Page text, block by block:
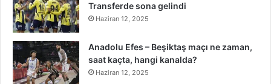
Transferde sona gelindi
Haziran 12, 2025
Anadolu Efes – Beşiktaş maçı ne zaman,
saat kaçta, hangi kanalda?
Haziran 12, 2025